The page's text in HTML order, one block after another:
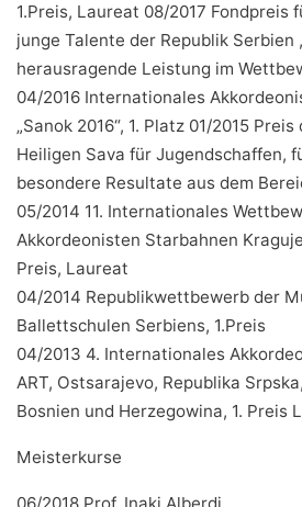
1.Preis, Laureat 08/2017 Fondpreis
junge Talente der Republik Serbien
herausragende Leistung im
04/2016 Internationales
„Sanok 2016“, 1. Platz 01/2015 Preis
Heiligen Sava für Jugendschaffen,
besondere Resultate aus dem
05/2014 11. Internationales
Akkordeonisten Starbahnen
Preis, Laureat
04/2014 Republikwettbewerb der
Ballettschulen Serbiens, 1.Preis
04/2013 4. Internationales
ART, Ostsarajevo, Republika Srpska,
Bosnien und Herzegowina, 1. Preis
Meisterkurse